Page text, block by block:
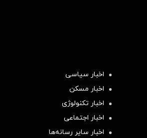
اخبار سیاسی
اخبار مسکن
اخبار تکنولوژی
اخبار اجتماعی
اخبار سایر رسانه‌‌ها